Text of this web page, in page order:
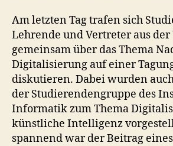
Am letzten Tag trafen sich
Lehrende und Vertreter aus
gemeinsam über das Thema
Digitalisierung auf einer
diskutieren. Dabei wurden
der Studierendengruppe des
Informatik zum Thema
künstliche Intelligenz
spannend war der Beitrag